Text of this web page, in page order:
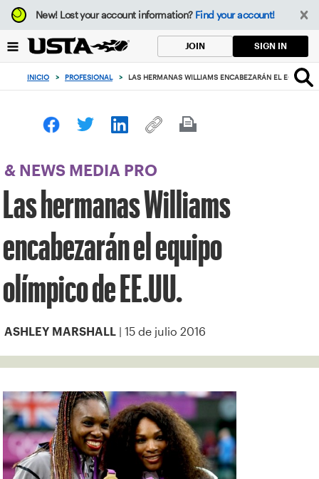
Enfoque
desde
botón
volver
principio
New!Lost your account information? Find your account!
JOIN SIGN IN
INICIO > PROFESIONAL > LAS HERMANAS WILLIAMS ENCABEZARÁN EL EQUIPO
& NEWS MEDIA PRO
Las hermanas Williams
encabezarán el equipo
olímpico de EE.UU.
ASHLEY MARSHALL | 15 de julio 2016